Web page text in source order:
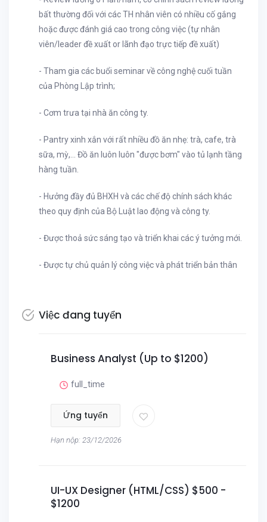
bất thường đối với các TH nhân viên có nhiều cố gắng
hoặc được đánh giá cao trong công việc (tự nhân
viên/leader đề xuất or lãnh đạo trực tiếp đề xuất)
- Tham gia các buổi seminar về công nghệ cuối tuần
của Phòng Lập trình;
- Cơm trưa tại nhà ăn công ty.
- Pantry xinh xắn với rất nhiều đồ ăn nhẹ: trà, cafe, trà
sữa, mỳ,... Đồ ăn luôn luôn "được bơm" vào tủ lạnh tầng
hàng tuần.
- Hưởng đầy đủ BHXH và các chế độ chính sách khác
theo quy định của Bộ Luật lao động và công ty.
- Được thoả sức sáng tạo và triển khai các ý tưởng mới.
- Được tự chủ quản lý công việc và phát triển bản thân
Việc đang tuyển
Business Analyst (Up to $1200)
full_time
Ứng tuyển
Hạn nộp: 23/12/2026
UI-UX Designer (HTML/CSS) $500 -
$1200